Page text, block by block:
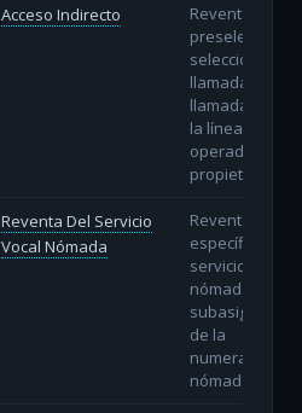
Acceso Indirecto
Reventa con
preselección o
selección
llamada a
llamada sobre
la línea del
operador
propietario.
Reventa Del Servicio
Vocal Nómada
Reventa
específica del
servicio vocal
nómada con
subasignación
de la
numeración
nómada.